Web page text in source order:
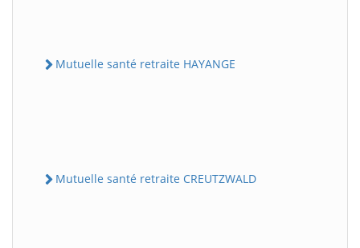
Mutuelle santé retraite HAYANGE
Mutuelle santé retraite CREUTZWALD